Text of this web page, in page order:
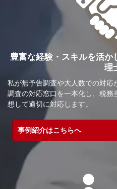
豊富な経験・スキルを活
理
私が無予告調査や大人数での対応
調査の対応窓口を一本化し、税務
想して適切に対応します。
事例紹介はこちらへ